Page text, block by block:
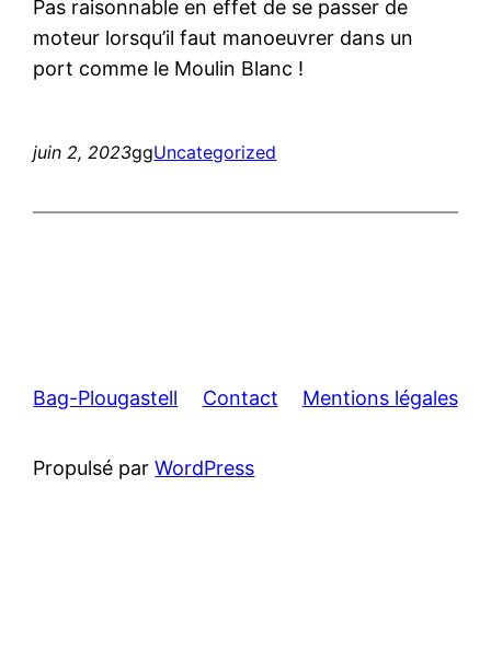
Pas raisonnable en effet de se passer de
moteur lorsqu’il faut manoeuvrer dans un
port comme le Moulin Blanc !
juin 2, 2023ggUncategorized
Bag-Plougastell Contact Mentions légales
Propulsé parWordPress